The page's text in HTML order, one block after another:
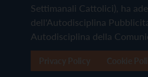
Settimanali Cattolici), ha
dell'Autodisciplina
Autodisciplina della